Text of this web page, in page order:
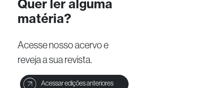
Quer ler alguma
matéria?
Acesse nosso acervo e
reveja a sua revista.
Acessar edições anteriores